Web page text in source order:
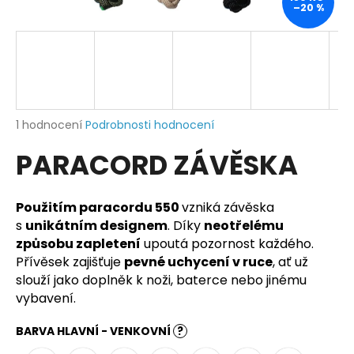
Průměrné
produktu
je
z
5
hvězdiček.
1 hodnocení Podrobnosti hodnocení
PARACORD ZÁVĚSKA
Použitím paracordu 550vzniká závěska
s unikátním designem. Díky neotřelému
způsobu zapletení upoutá pozornost každého.
Přívěsek zajišťuje pevné uchycení v ruce, ať už
slouží jako doplněk k noži, baterce nebo jinému
vybavení.
BARVA HLAVNÍ - VENKOVNÍ ?
–20 %
j
?
D
o
p
o
r
u